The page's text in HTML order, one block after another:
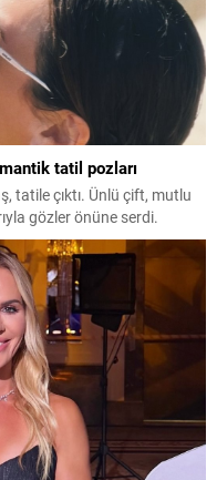
tatil pozları
tatile çıktı. Ünlü çift, mutlu
gözler önüne serdi.